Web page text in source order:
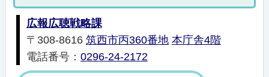
広報広聴戦略課
〒308-8616 筑西市丙360番地 本庁舎4階
電話番号： 0296-24-2172